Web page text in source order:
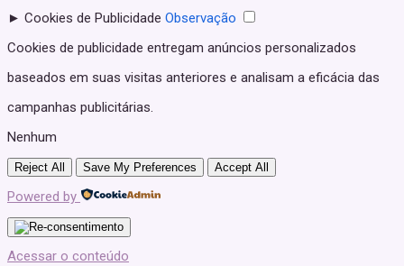
► Cookies de Publicidade Observação
Cookies de publicidade entregam anúncios personalizados
baseados em suas visitas anteriores e analisam a eficácia das
campanhas publicitárias.
Nenhum
Reject All Save My Preferences Accept All
Powered by
Acessar o conteúdo